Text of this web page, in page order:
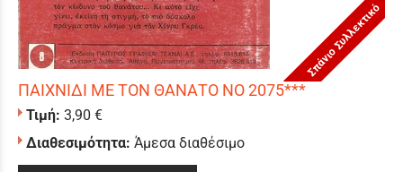
Σπάνιο Συλλεκτικό
ΠΑΙΧΝΙΔΙ ΜΕ ΤΟΝ ΘΑΝΑΤΟ ΝΟ 2075***
Τιμή: 3,90 €
Διαθεσιμότητα: Άμεσα διαθέσιμο